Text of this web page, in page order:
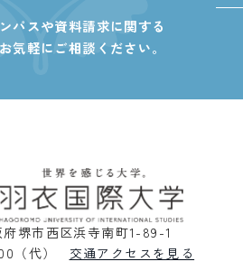
パスや資料請求に関する
お気軽にご相談ください。
堺市西区浜寺南町1-89-1
（代）
交通アクセスを見る